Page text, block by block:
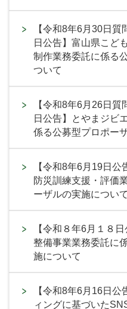
【令和8年6月30日
日公告】富山県こど
制作業務委託に係る
ついて
【令和8年6月26日
日公告】とやまジビ
係る公募型プロポー
【令和8年6月19日
防災訓練支援・評価
ーザルの実施について
【令和８年6月１８
整備事業業務委託に
施について
【令和8年6月16日
ィングに基づいた